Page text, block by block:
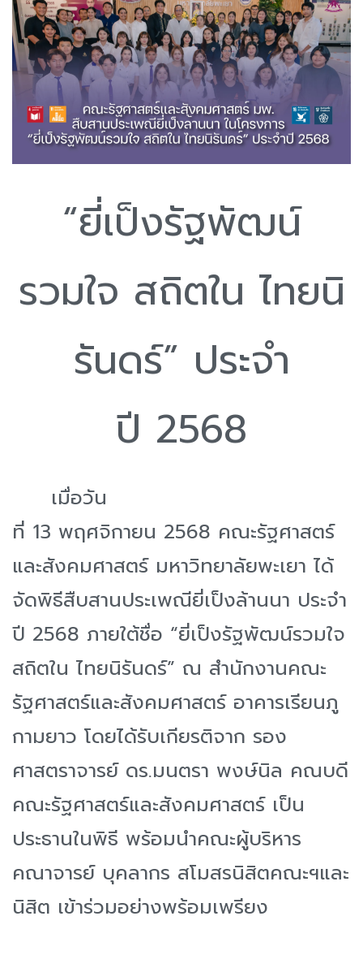
“ยี่เป็งรัฐพัฒน์
รวมใจ สถิตใน ไทยนิ
รันดร์” ประจำ
ปี 2568
เมื่อวัน
ที่ 13 พฤศจิกายน 2568 คณะรัฐศาสตร์
และสังคมศาสตร์ มหาวิทยาลัยพะเยา ได้
จัดพิธีสืบสานประเพณียี่เป็งล้านนา ประจำ
ปี 2568 ภายใต้ชื่อ “ยี่เป็งรัฐพัฒน์รวมใจ
สถิตใน ไทยนิรันดร์” ณ สำนักงานคณะ
รัฐศาสตร์และสังคมศาสตร์ อาคารเรียนภู
กามยาว โดยได้รับเกียรติจาก รอง
ศาสตราจารย์ ดร.มนตรา พงษ์นิล คณบดี
คณะรัฐศาสตร์และสังคมศาสตร์ เป็น
ประธานในพิธี พร้อมนำคณะผู้บริหาร
คณาจารย์ บุคลากร สโมสรนิสิตคณะฯและ
นิสิต เข้าร่วมอย่างพร้อมเพรียง